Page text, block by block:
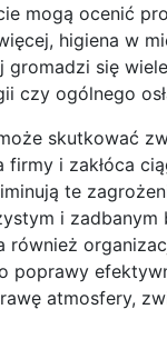
mogą ocenić
higiena w
się
czy ogólnego
skutkować
i zakłóca
te
i
również
atmosfery,